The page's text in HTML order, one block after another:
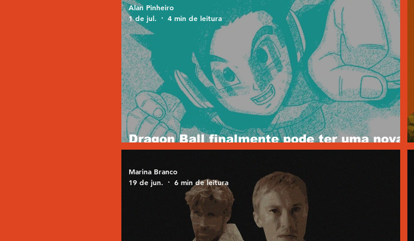
Dragon Ball finalmente pode ter uma nova
história boa
Alan Pinheiro
1 de jul.
4 min de leitura
Marina Branco
19 de jun.
6 min de leitura